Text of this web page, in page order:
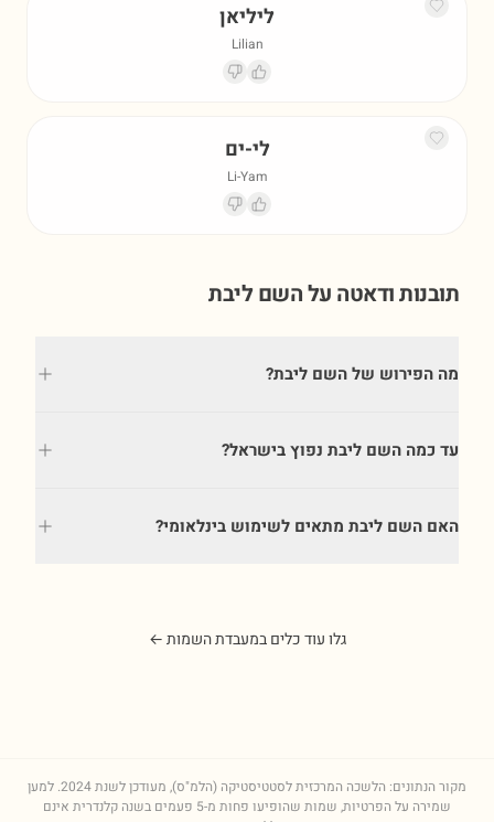
ליליאן
Lilian
לי-ים
Li-Yam
תובנות ודאטה על השםליבת
מה הפירוש של השם ליבת?
עד כמה השם ליבת נפוץ בישראל?
האם השם ליבת מתאים לשימוש בינלאומי?
גלו עוד כלים במעבדת השמות ←
מקור הנתונים: הלשכה המרכזית לסטטיסטיקה (הלמ"ס), מעודכן לשנת2024. למען
שמירה על הפרטיות, שמות שהופיעו פחות מ-5 פעמים בשנה קלנדרית אינם